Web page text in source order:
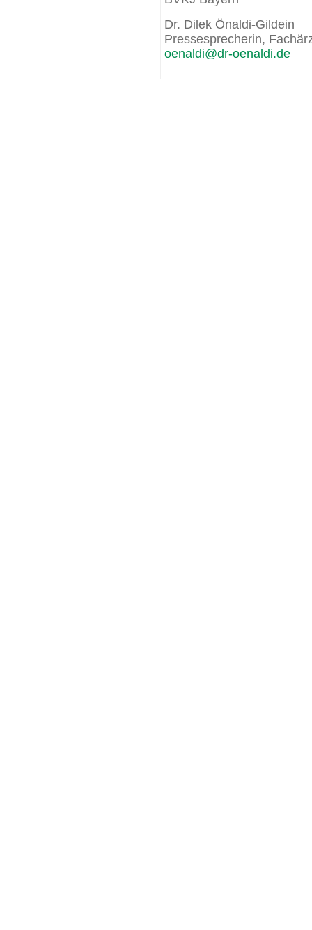
Dr. Dilek Önaldi-Gildein
Pressesprecherin,
oenaldi@dr-oenaldi.de